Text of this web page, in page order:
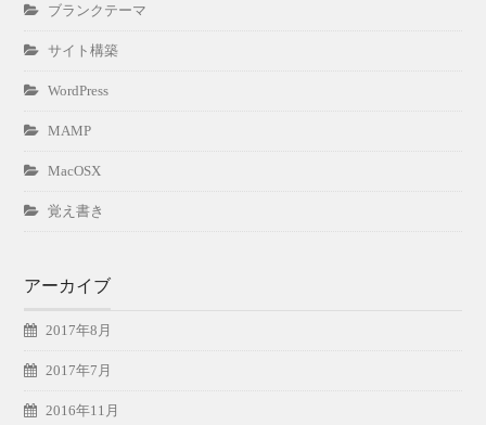
ブランクテーマ
サイト構築
WordPress
MAMP
MacOSX
覚え書き
アーカイブ
2017年8月
2017年7月
2016年11月